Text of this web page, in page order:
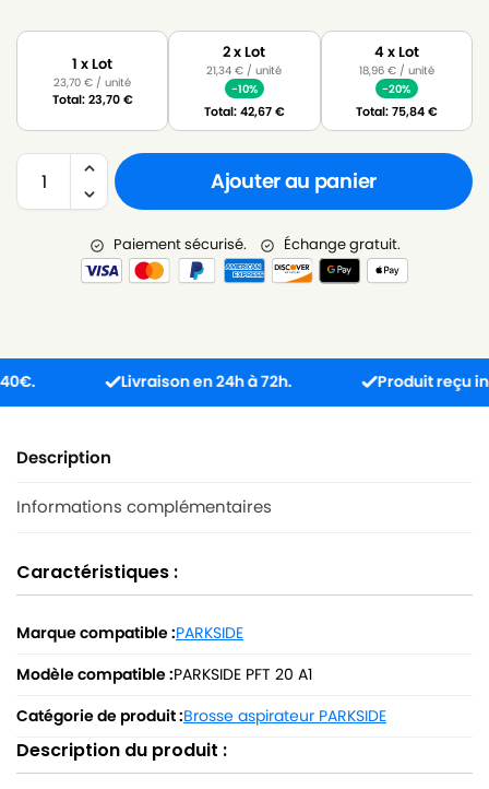
1 x Lot
23,70€ / unité
Total:23,70€
2 x Lot
21,34€ / unité
-10%
Total:42,67€
4 x Lot
18,96 €/ unité
-20%
Total:75,84€
Ajouter au panier
Paiement sécurisé. Échange gratuit.
Livraison en 24h à 72h. Produit reçu
Description
Informations complémentaires
Caractéristiques :
Marque compatible :PARKSIDE
Modèle compatible :PARKSIDE PFT 20 A1
Catégorie de produit :Brosse aspirateur PARKSIDE
Description du produit :